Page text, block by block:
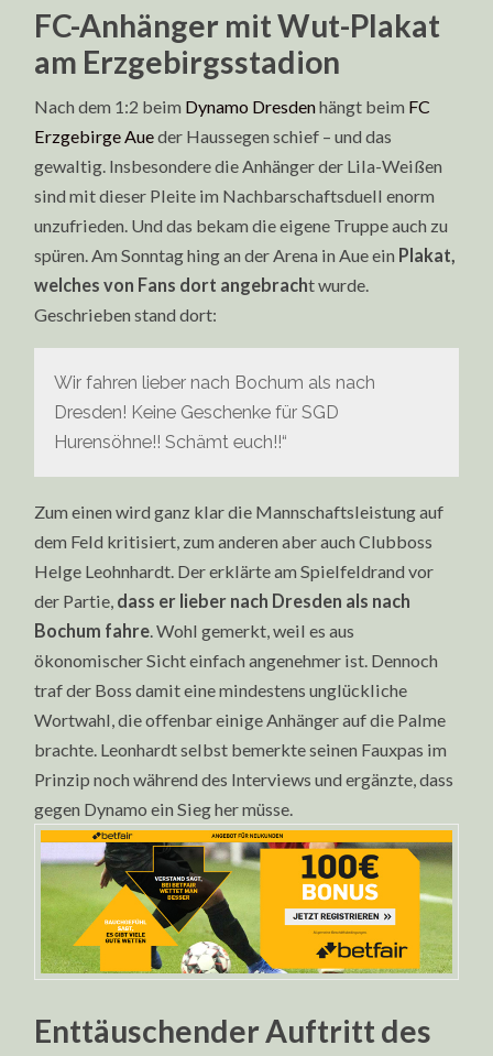
FC-Anhänger mit Wut-Plakat
am Erzgebirgsstadion
Nach dem 1:2 beim Dynamo Dresdenhängt beim FC
Erzgebirge Aueder Haussegen schief – und das
gewaltig. Insbesondere die Anhänger der Lila-Weißen
sind mit dieser Pleite im Nachbarschaftsduell enorm
unzufrieden. Und das bekam die eigene Truppe auch zu
spüren. Am Sonntag hing an der Arena in Aue ein Plakat,
welches von Fans dort angebracht wurde.
Geschrieben stand dort:
Wir fahren lieber nach Bochum als nach
Dresden! Keine Geschenke für SGD
Hurensöhne!! Schämt euch!!“
Zum einen wird ganz klar die Mannschaftsleistung auf
dem Feld kritisiert, zum anderen aber auch Clubboss
Helge Leohnhardt. Der erklärte am Spielfeldrand vor
der Partie, dass er lieber nach Dresden als nach
Bochum fahre . Wohl gemerkt, weil es aus
ökonomischer Sicht einfach angenehmer ist. Dennoch
traf der Boss damit eine mindestens unglückliche
Wortwahl, die offenbar einige Anhänger auf die Palme
brachte. Leonhardt selbst bemerkte seinen Fauxpas im
Prinzip noch während des Interviews und ergänzte, dass
gegen Dynamo ein Sieg her müsse.
Enttäuschender Auftritt des